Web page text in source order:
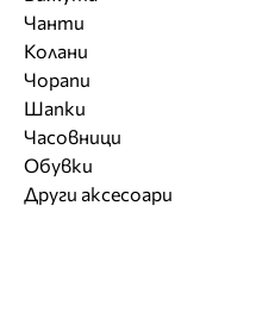
Чанти
Колани
Чорапи
Шапки
Часовници
Обувки
Други аксесоари